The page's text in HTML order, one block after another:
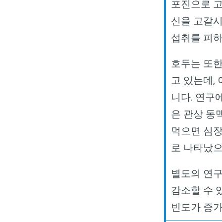
포진으로
신을 고갈
섭취를 피
호두는 또
고 있는데,
니다. 연구
은 관상 동
먹으면 심
로 나타났
별도의 연
감소할 수
빈도가 증